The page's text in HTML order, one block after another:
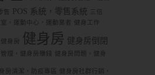
售 POS 系統，零售系統
三倍
，運動中心，運動業者
健身工作
身房 健身房 健身房倒閉
理，健身房賺錢 健身房問題，健身
身房清潔，防疫專區 健身房社群行銷，